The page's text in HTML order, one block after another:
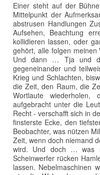
Einer steht auf der
Mittelpunkt der
abstrusen Handlungen
Aufsehen, Beachtung
kollidieren lassen, oder
gehört, alle folgen meinen
Und dann … Tja und
gegeneinander und
Krieg und Schlachten,
die Zeit, den Raum, die
Wortlaute wiederholen,
aufgebracht unter die
Recht - verschafft sich in
finsterste Ecke, den
Beobachter, was nützen
Zeit, wenn doch niemand
wird. Und doch … was
Scheinwerfer rücken
lassen. Nebelmaschinen